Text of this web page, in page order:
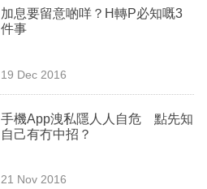
加息要留意啲咩？H轉P必知嘅3
件事
19 Dec 2016
手機App洩私隱人人自危 點先知
自己有冇中招？
21 Nov 2016